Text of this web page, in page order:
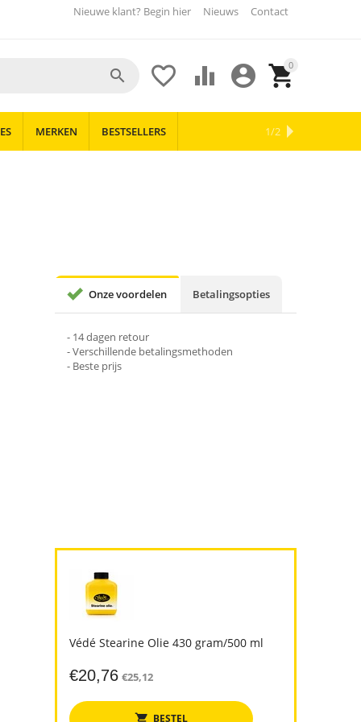
Nieuwe klant? Begin hier Nieuws Contact
0


 

MERKEN BESTSELLERS 1/2
Onze voordelen Betalingsopties
- 14 dagen retour
- Verschillende betalingsmethoden
- Beste prijs
Védé Stearine Olie 430 gram/500 ml
€20,76 €25,12
BESTEL